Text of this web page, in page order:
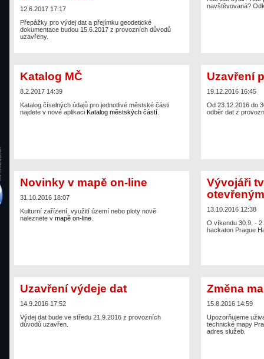
12.6.2017 17:17
Přepážky pro výdej dat a přejímku geodetické
dokumentace budou 15.6.2017 z provozních důvodů
uzavřeny.
navštěvovaná?
Katalog MČ
8.2.2017 14:39
Katalog číselných údajů pro jednotlivé městské části
najdete v nové aplikaci Katalog městských částí
Uzavření
19.12.2016 16:45
Od 23.12.2016 do
odběr dat z
Novinky v mapě on-line
31.10.2016 18:07
Kulturní zařízení, využití území nebo ploty nově
naleznete v mapě on-line.
Vývojáři
13.10.2016 12:38
O víkendu 30.9. -
hackaton Prague
Uzavření výdeje dat
14.9.2016 17:52
Výdej dat bude ve středu 21.9.2016 z provozních
důvodů uzavřen.
Změna
15.8.2016 14:59
Upozorňujeme
technické mapy
adres služeb.